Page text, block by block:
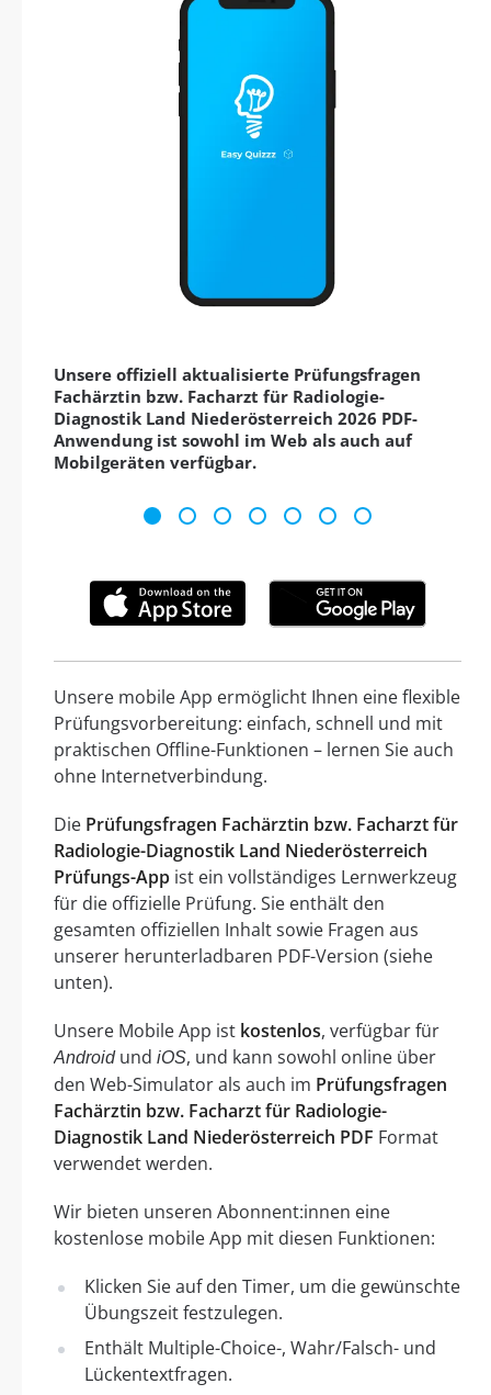
Unsere offiziell aktualisierte Prüfungsfragen
Fachärztin bzw. Facharzt für Radiologie-
Diagnostik Land Niederösterreich 2026 PDF-
Anwendung ist sowohl im Web als auch auf
Mobilgeräten verfügbar.
Unsere mobile App ermöglicht Ihnen eine flexible
Prüfungsvorbereitung: einfach, schnell und mit
praktischen Offline-Funktionen – lernen Sie auch
ohne Internetverbindung.
Die Prüfungsfragen Fachärztin bzw. Facharzt für
Radiologie-Diagnostik Land Niederösterreich
Prüfungs-App ist ein vollständiges Lernwerkzeug
für die offizielle Prüfung. Sie enthält den
gesamten offiziellen Inhalt sowie Fragen aus
unserer herunterladbaren PDF-Version (siehe
unten).
Unsere Mobile App ist kostenlos, verfügbar für
Androidund iOS, und kann sowohl online über
den Web-Simulator als auch im Prüfungsfragen
Fachärztin bzw. Facharzt für Radiologie-
Diagnostik Land Niederösterreich PDF Format
verwendet werden.
Wir bieten unseren Abonnent:innen eine
kostenlose mobile App mit diesen Funktionen:
Klicken Sie auf den Timer, um die gewünschte
Übungszeit festzulegen.
Enthält Multiple-Choice-, Wahr/Falsch- und
Lückentextfragen.